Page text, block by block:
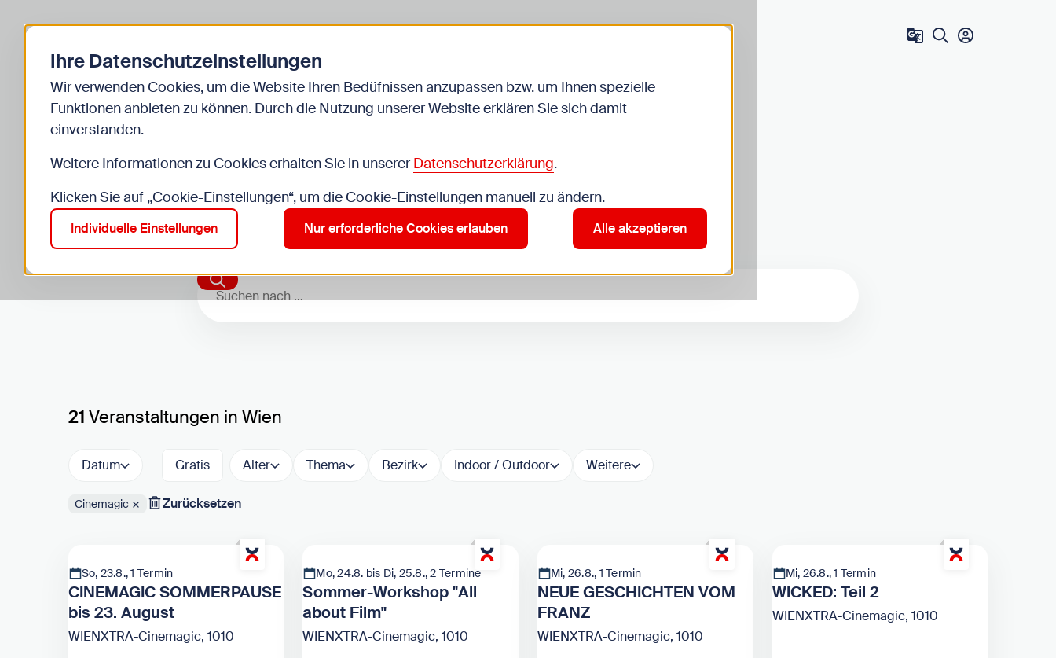
Zum Benutzer
Veranstaltungen
Alle Kinder Jugendliche Jugendarbeit Schule
Suchen nach …
Suchen
21 Veranstaltungen in Wien
Datum Gratis Alter Thema Bezirk Indoor / Outdoor Weitere
Aktive Filter:
Cinemagic Zurücksetzen
So, 23.8., 1 Termin
CINEMAGIC SOMMERPAUSE
bis 23. August
WIENXTRA-Cinemagic, 1010
Mo, 24.8. bis Di, 25.8., 2 Termine
Sommer-Workshop "All
about Film"
WIENXTRA-Cinemagic, 1010
Mi, 26.8., 1 Termin
NEUE GESCHICHTEN VOM
FRANZ
WIENXTRA-Cinemagic, 1010
Mi, 26.8., 1 Termin
WICKED: Teil 2
WIENXTRA-Cinemagic, 1010
Ihre Datenschutzeinstellungen
Wir verwenden Cookies, um die Website Ihren Bedüfnissen anzupassen bzw. um Ihnen spezielle
Funktionen anbieten zu können. Durch die Nutzung unserer Website erklären Sie sich damit
einverstanden.
Weitere Informationen zu Cookies erhalten Sie in unsererDatenschutzerklärung.
Klicken Sie auf „Cookie-Einstellungen“, um die Cookie-Einstellungen manuell zu ändern.
Individuelle Einstellungen Nur erforderliche Cookies erlauben Alle akzeptieren